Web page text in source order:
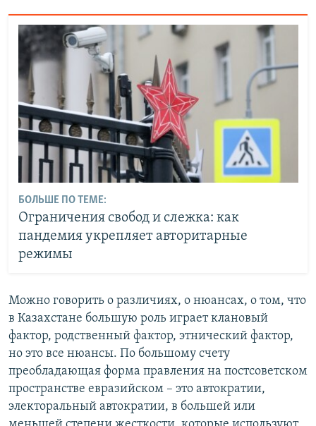
БОЛЬШЕ ПО ТЕМЕ:
Ограничения свобод и слежка: как
пандемия укрепляет авторитарные
режимы
Можно говорить о различиях, о нюансах, о том, что
в Казахстане большую роль играет клановый
фактор, родственный фактор, этнический фактор,
но это все нюансы. По большому счету
преобладающая форма правления на постсоветском
пространстве евразийском – это автократии,
электоральный автократии, в большей или